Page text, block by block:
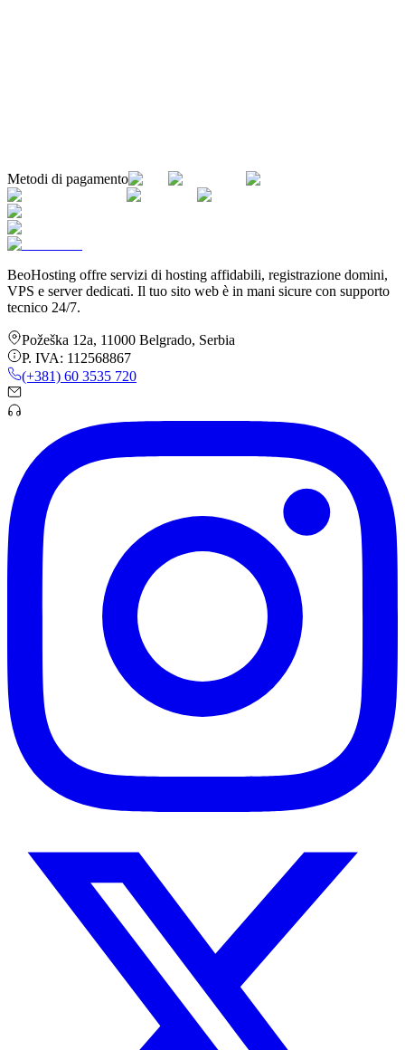
Metodi di pagamento
BeoHosting offre servizi di hosting affidabili, registrazione domini,
VPS e server dedicati. Il tuo sito web è in mani sicure con supporto
tecnico 24/7.
Požeška 12a, 11000 Belgrado, Serbia
P. IVA: 112568867
(+381) 60 3535 720